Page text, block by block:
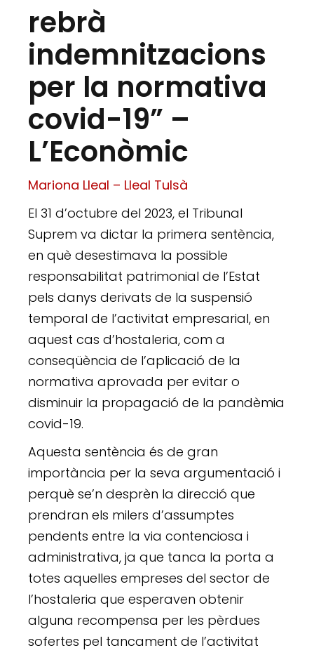
rebrà
indemnitzacions
per la normativa
covid-19” –
L’Econòmic
Mariona Lleal – Lleal Tulsà
El 31 d’octubre del 2023, el Tribunal
Suprem va dictar la primera sentència,
en què desestimava la possible
responsabilitat patrimonial de l’Estat
pels danys derivats de la suspensió
temporal de l’activitat empresarial, en
aquest cas d’hostaleria, com a
conseqüència de l’aplicació de la
normativa aprovada per evitar o
disminuir la propagació de la pandèmia
covid-19.
Aquesta sentència és de gran
importància per la seva argumentació i
perquè se’n desprèn la direcció que
prendran els milers d’assumptes
pendents entre la via contenciosa i
administrativa, ja que tanca la porta a
totes aquelles empreses del sector de
l’hostaleria que esperaven obtenir
alguna recompensa per les pèrdues
sofertes pel tancament de l’activitat